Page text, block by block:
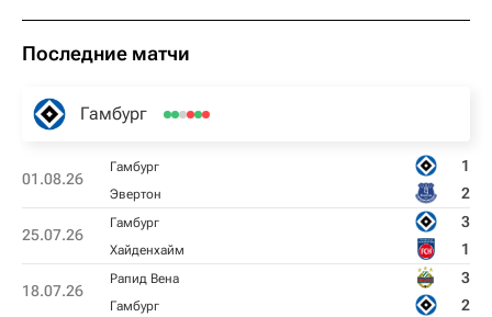
Последние матчи
Гамбург
01.08.26
Гамбург 1
Эвертон 2
25.07.26
Гамбург 3
Хайденхайм 1
18.07.26
Рапид Вена 3
Гамбург 2